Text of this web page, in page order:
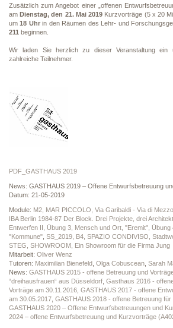
Zusätzlich zum Angebot einer „offenen
amDienstag, den 21. Mai 2019 Kurzvorträge (5 x 20
um18 Uhrin den Räumen des Lehr- und
211 beginnen.
Wir laden Sie herzlich zu dieser Veranstaltung
zahlreiche Teilnehmer.
PDF_GASTHAUS 2019
News: GASTHAUS 2019 – Offene Entwurfsbetreuung
Datum: 21-05-2019
Module: M2, MAR PICCOLO, Via Garibaldi - Via di
IBA Berlin 1984-87 Der Block. Drei Projekte, drei
Entwerfen II, Übung 3, Mensch und Ort, "Eremit", Übung
"Kommune" SS_2019, B4, SPAZIO CONDIVISO,
STEG, SHOWROOM, Ein Showroom für die Firma Jung
Mitarbeit: Oliver Wenz
Tutoren: Maximilian Bienefeld Olga Cobuscean Sarah
News: GASTHAUS 2015 - offene Betreuung und
“dreihausfrauen“ aus Düsseldorf Gasthaus 2016 -
Vorträge am 30.11.2016 GASTHAUS 2017 - offene
am 30.05.2017 GASTHAUS 2018 - offene Betreuung für
GASTHAUS 2020 – Offene Entwurfsbetreuungen und
2024 – offene Entwurfsbetreuung und Kurzvorträge